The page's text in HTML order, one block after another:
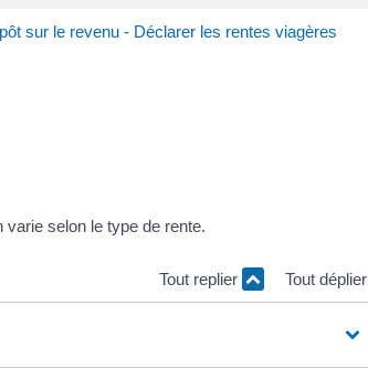
sur le revenu - Déclarer les rentes viagères
selon le type de rente.
Tout replier Tout déplier